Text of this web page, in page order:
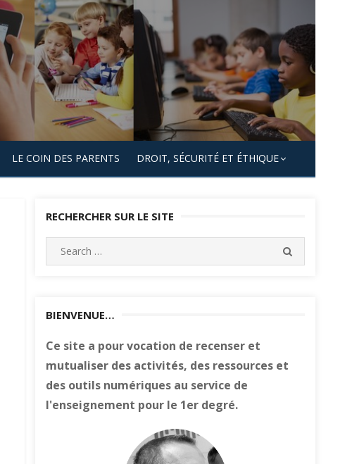
LE COIN DES PARENTS DROIT, SÉCURITÉ ET ÉTHIQUE
RECHERCHER SUR LE SITE
Search
for:
BIENVENUE…
Ce site a pour vocation de recenser et
mutualiser des activités, des ressources et
des outils numériques au service de
l'enseignement pour le 1er degré.